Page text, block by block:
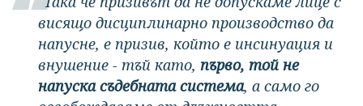
висящо дисциплинарно производство да
напусне, е призив, който е инсинуация и
внушение - тъй като, първо, той не
напуска съдебната система, а само го